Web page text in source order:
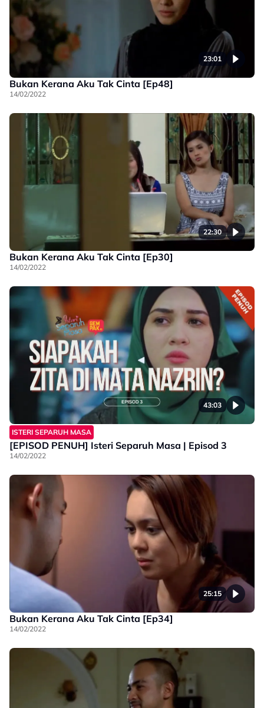
23:01
Bukan Kerana Aku Tak Cinta [Ep48]
14/02/2022
22:30
Bukan Kerana Aku Tak Cinta [Ep30]
14/02/2022
43:03
ISTERI SEPARUH MASA
[EPISOD PENUH] Isteri Separuh Masa | Episod 3
14/02/2022
25:15
Bukan Kerana Aku Tak Cinta [Ep34]
14/02/2022